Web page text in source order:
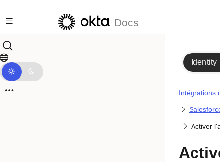
Docs
Identity
Intégrations
Activer